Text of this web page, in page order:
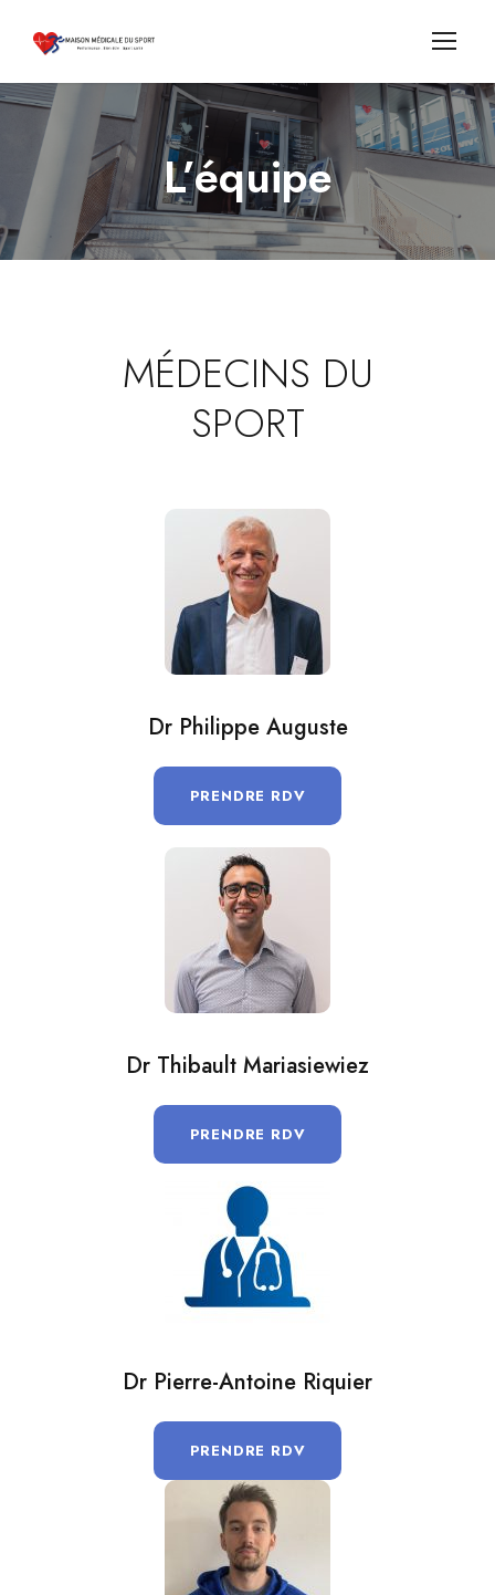
L’équipe
MÉDECINS DU
SPORT
Dr Philippe Auguste
PRENDRE RDV
Dr Thibault Mariasiewiez
PRENDRE RDV
Dr Pierre-Antoine Riquier
PRENDRE RDV